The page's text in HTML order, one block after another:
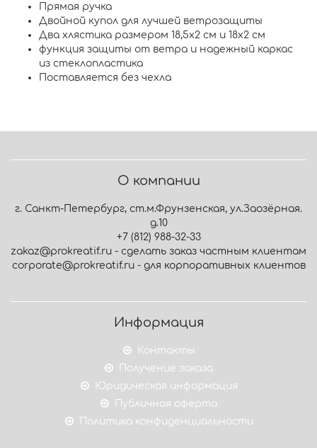
Прямая ручка
Двойной купол для лучшей ветрозащиты
Два хлястика размером 18,5х2 см и 18х2 см
функция защиты от ветра и надежный каркас
из стеклопластика
Поставляется без чехла
О компании
г. Санкт-Петербург, ст.м.Фрунзенская, ул.Заозёрная.
д.10
+7 (812) 988-32-33
zakaz@prokreatif.ru - сделать заказ частным клиентам
corporate@prokreatif.ru - для корпоративных клиентов
Информация
Контакты
Получение заказа
Юридическая информация
Публичная оферта
Политика конфиденциальности